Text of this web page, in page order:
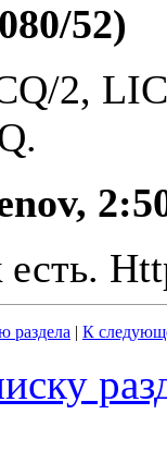
52)
2,
есть.
раздела | К